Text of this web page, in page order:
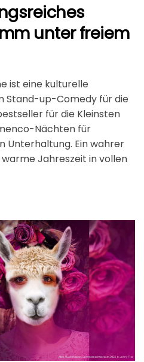
unter freiem
ist eine kulturelle
Stand-up-Comedy für die
für die Kleinsten
Nächten für
Unterhaltung. Ein wahrer
Jahreszeit in vollen